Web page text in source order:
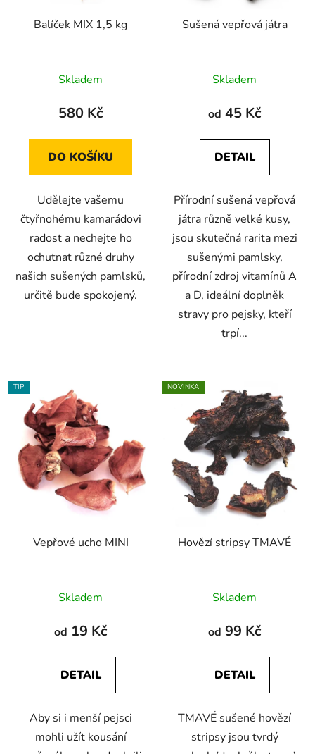
Balíček MIX 1,5 kg
hodnocení
produktu
5,0
z
hvězdiček.
Skladem
580 Kč
DO KOŠÍKU
Udělejte vašemu
čtyřnohému kamarádovi
radost a nechejte ho
ochutnat různé druhy
našich sušených pamlsků,
určitě bude spokojený.
Sušená vepřová játra
hodnocení
produktu
5,0
z
hvězdiček.
Skladem
od 45 Kč
DETAIL
Přírodní sušená vepřová
játra různě velké kusy,
jsou skutečná rarita mezi
sušenými pamlsky,
přírodní zdroj vitamínů A
a D, ideální doplněk
stravy pro pejsky, kteří
trpí...
TIP
Vepřové ucho MINI
hodnocení
produktu
5,0
z
hvězdiček.
Skladem
od 19 Kč
DETAIL
Aby si i menší pejsci
mohli užít kousání
NOVINKA
Hovězí stripsy TMAVÉ
hodnocení
produktu
5,0
z
hvězdiček.
Skladem
od 99 Kč
DETAIL
TMAVÉ sušené hovězí
stripsy jsou tvrdý